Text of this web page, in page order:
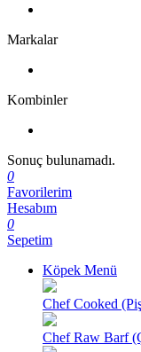
Markalar
Kombinler
Sonuç bulunamadı.
0
Favorilerim
Hesabım
0
Sepetim
Köpek Menü
Chef Cooked
Chef Raw Barf